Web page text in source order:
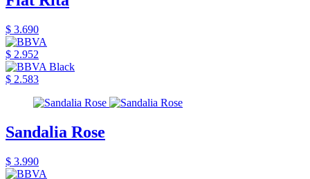
$ 3.690
$ 2.952
$ 2.583
Sandalia Rose
$ 3.990